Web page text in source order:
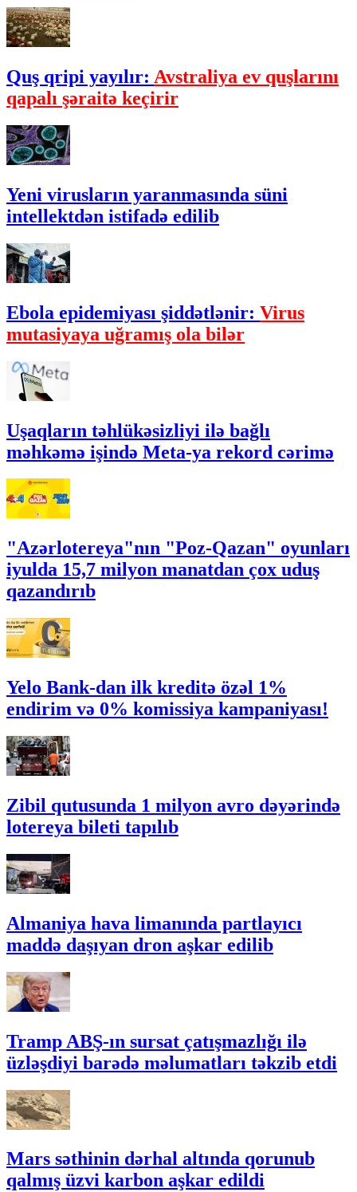
Quş qripi yayılır: Avstraliya ev quşlarını
qapalı şəraitə keçirir
Yeni virusların yaranmasında süni
intellektdən istifadə edilib
Ebola epidemiyası şiddətlənir: Virus
mutasiyaya uğramış ola bilər
Uşaqların təhlükəsizliyi ilə bağlı
məhkəmə işində Meta-ya rekord cərimə
"Azərlotereya"nın "Poz-Qazan" oyunları
iyulda 15,7 milyon manatdan çox uduş
qazandırıb
Yelo Bank-dan ilk kreditə özəl 1%
endirim və 0% komissiya kampaniyası!
Zibil qutusunda 1 milyon avro dəyərində
lotereya bileti tapılıb
Almaniya hava limanında partlayıcı
maddə daşıyan dron aşkar edilib
Tramp ABŞ-ın sursat çatışmazlığı ilə
üzləşdiyi barədə məlumatları təkzib etdi
Mars səthinin dərhal altında qorunub
qalmış üzvi karbon aşkar edildi